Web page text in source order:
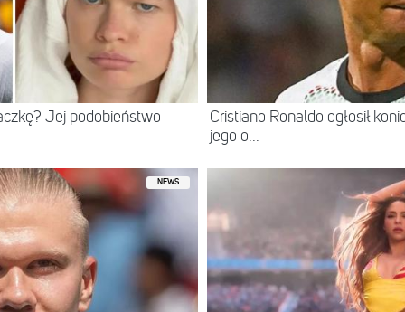
Jej podobieństwo
Cristiano Ronaldo ogłosił
jego o...
NEWS